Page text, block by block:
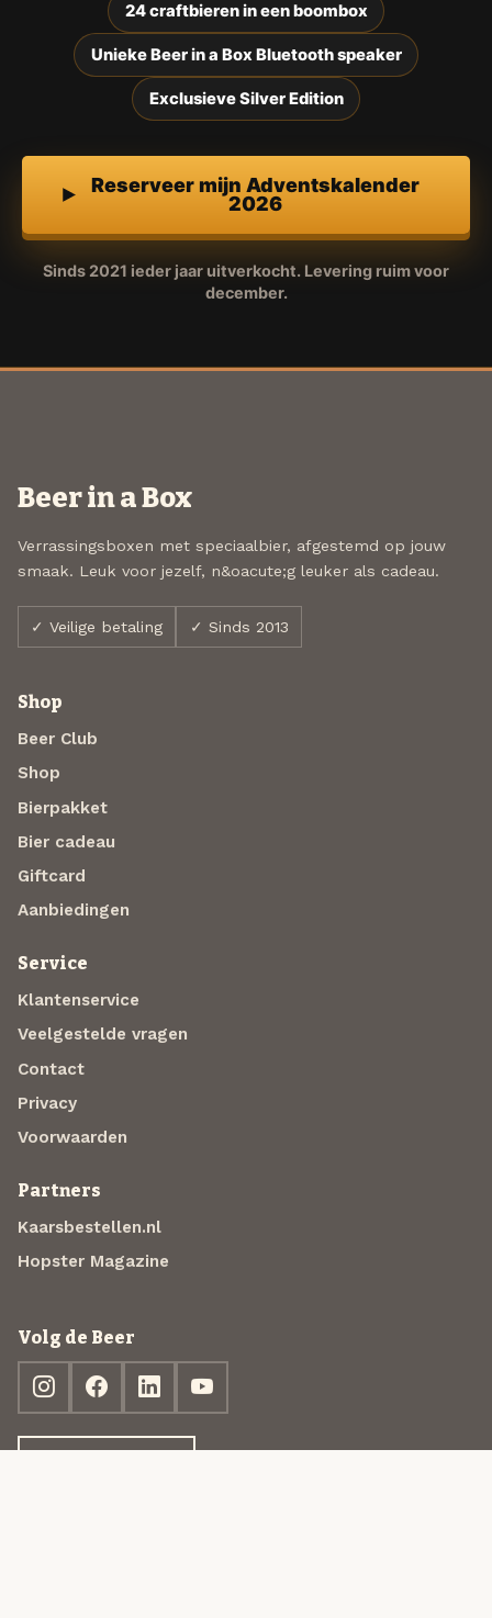
24 craftbieren in een boombox
Unieke Beer in a Box Bluetooth speaker
Exclusieve Silver Edition
Reserveer mijn Adventskalender
2026
Sinds 2021 ieder jaar uitverkocht. Levering ruim voor
december.
Beer in a Box
Verrassingsboxen met speciaalbier, afgestemd op jouw
smaak. Leuk voor jezelf, n&oacute;g leuker als cadeau.
✓ Veilige betaling ✓ Sinds 2013
Shop
Beer Club
Shop
Bierpakket
Bier cadeau
Giftcard
Aanbiedingen
Service
Klantenservice
Veelgestelde vragen
Contact
Privacy
Voorwaarden
Partners
Kaarsbestellen.nl
Hopster Magazine
Volg de Beer